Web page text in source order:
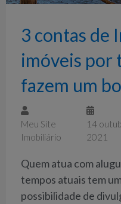
3 contas de
imóveis por
fazem um
Meu Site
Imobiliário
14
2021
Quem atua com
tempos atuais tem
possibilidade de